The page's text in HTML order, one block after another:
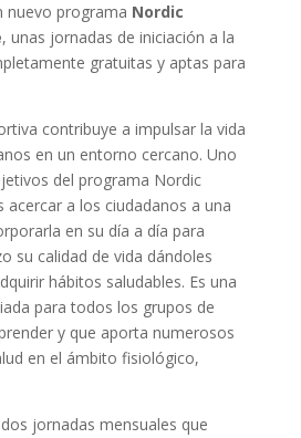
nuevo programa Nordic
, unas jornadas de iniciación a la
gratuitas y aptas para
contribuye a impulsar la vida
en un entorno cercano. Uno
del programa Nordic
acercar a los ciudadanos a una
en su día a día para
su calidad de vida dándoles
hábitos saludables. Es una
para todos los grupos de
y que aporta numerosos
en el ámbito fisiológico,
jornadas mensuales que